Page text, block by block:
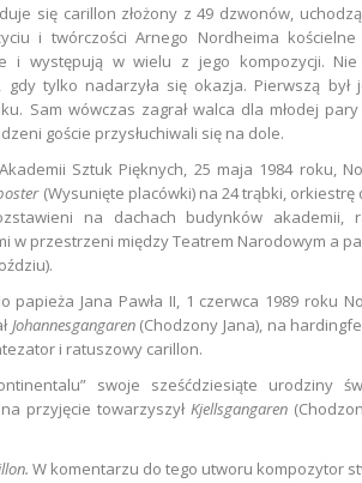
się carillon złożony z 49 dzwonów,
i twórczości Arnego Nordheima
i występują w wielu z jego kompozycji. Nie
tylko nadarzyła się okazja. Pierwszą
Sam wówczas zagrał walca dla młodej
goście przysłuchiwali się na dole.
Sztuk Pięknych, 25 maja 1984 roku,
(Wysunięte placówki) na 24 trąbki, orkiestrę
na dachach budynków akademii,
w przestrzeni między Teatrem Narodowym a
Jana Pawła II, 1 czerwca 1989 roku
Johannesgangaren(Chodzony Jana), na
i ratuszowy carillon.
swoje sześćdziesiąte urodziny
przyjęcie towarzyszyłKjellsgangaren
W komentarzu do tego utworu kompozytor